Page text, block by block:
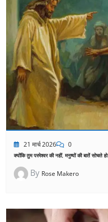
21 मार्च 2026 0
क्योंकि तुम परमेश्वर की नहीं, मनुष्यों की बातें सोचते हो
By Rose Makero